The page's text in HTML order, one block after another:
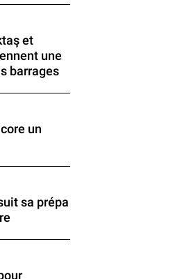
et
une
barrages
un
sa prépa